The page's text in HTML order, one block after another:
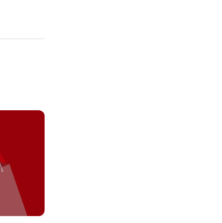
clic su
e al trattamento dei